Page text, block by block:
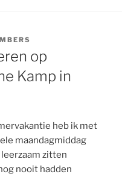
op
Kamp in
heb ik met
maandagmiddag
zitten
nooit hadden